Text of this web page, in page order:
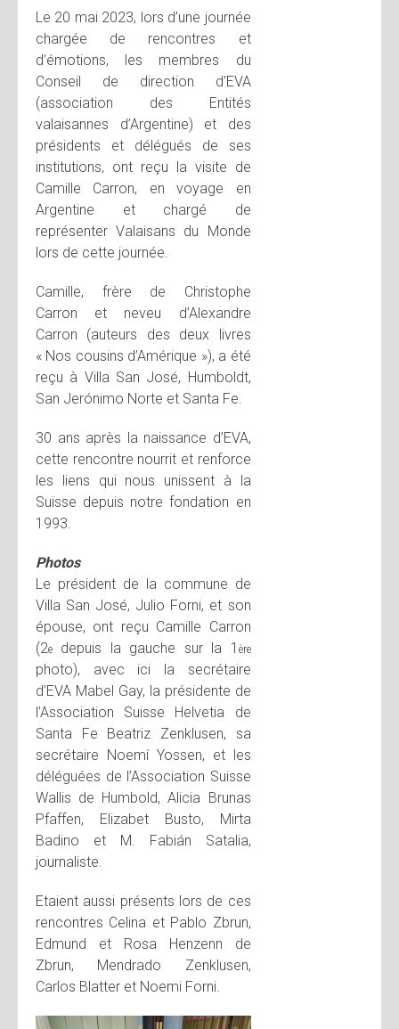
Le 20 mai 2023, lors d’une journée
chargée de rencontres et
d’émotions, les membres du
Conseil de direction d’EVA
(association des Entités
valaisannes d’Argentine) et des
présidents et délégués de ses
institutions, ont reçu la visite de
Camille Carron, en voyage en
Argentine et chargé de
représenter Valaisans du Monde
lors de cette journée.
Camille, frère de Christophe
Carron et neveu d’Alexandre
Carron (auteurs des deux livres
« Nos cousins d’Amérique »), a été
reçu à Villa San José, Humboldt,
San Jerónimo Norte et Santa Fe.
30 ans après la naissance d’EVA,
cette rencontre nourrit et renforce
les liens qui nous unissent à la
Suisse depuis notre fondation en
1993.
Photos
Le président de la commune de
Villa San José, Julio Forni, et son
épouse, ont reçu Camille Carron
(2e depuis la gauche sur la 1 ère
photo), avec ici la secrétaire
d’EVA Mabel Gay, la présidente de
l’Association Suisse Helvetia de
Santa Fe Beatriz Zenklusen, sa
secrétaire Noemí Yossen, et les
déléguées de l’Association Suisse
Wallis de Humbold, Alicia Brunas
Pfaffen, Elizabet Busto, Mirta
Badino et M. Fabián Satalia,
journaliste.
Etaient aussi présents lors de ces
rencontres Celina et Pablo Zbrun,
Edmund et Rosa Henzenn de
Zbrun, Mendrado Zenklusen,
Carlos Blatter et Noemi Forni.